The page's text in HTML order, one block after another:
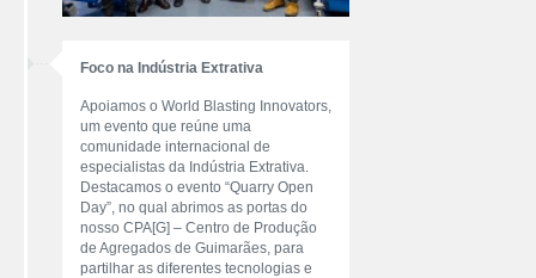
Foco na Indústria Extrativa
Apoiamos o World Blasting Innovators,
um evento que reúne uma
comunidade internacional de
especialistas da Indústria Extrativa.
Destacamos o evento “Quarry Open
Day”, no qual abrimos as portas do
nosso CPA[G] – Centro de Produção
de Agregados de Guimarães, para
partilhar as diferentes tecnologias e